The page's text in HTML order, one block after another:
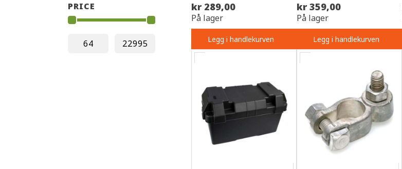
PRICE kr 289,00
På lager
Legg i handlekurven
kr 359,00
På lager
Legg i handlekurven